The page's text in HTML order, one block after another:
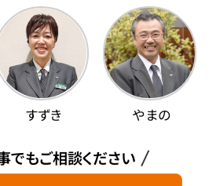
すずき やまの
でもご相談ください